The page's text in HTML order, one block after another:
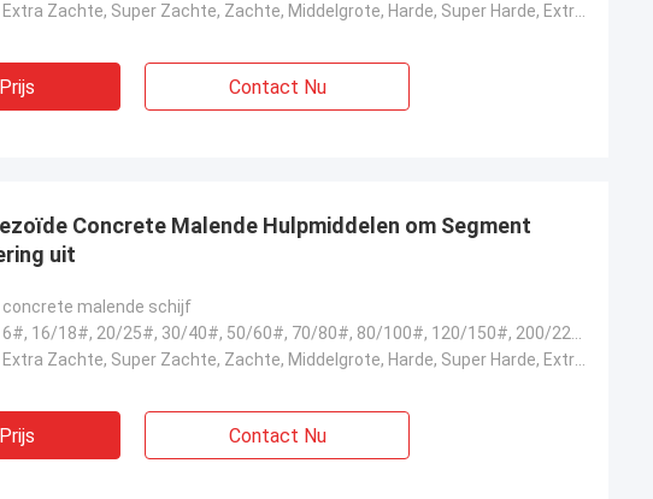
Contact Nu
Concrete Malende Hulpmiddelen om Segment
uit
concrete malende schijf
Contact Nu